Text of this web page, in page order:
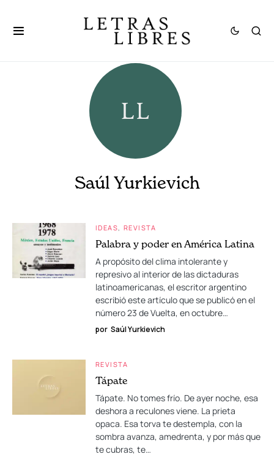
Saúl Yurkievich
IDEAS REVISTA
Palabra y poder en América Latina
A propósito del clima intolerante y
represivo al interior de las dictaduras
latinoamericanas, el escritor argentino
escribió este artículo que se publicó en el
número 23 de Vuelta, en octubre…
por Saúl Yurkievich
REVISTA
Tápate
Tápate. No tomes frío. De ayer noche, esa
deshora a reculones viene. La prieta
opaca. Esa torva te destempla, con la
sombra avanza, amedrenta, y por más que
te cubras, te…